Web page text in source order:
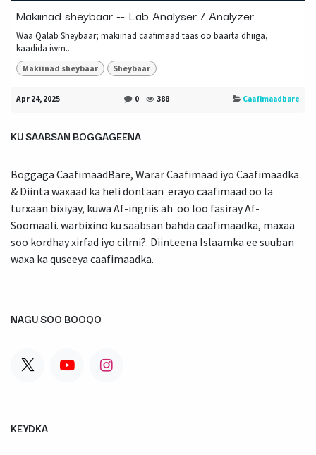
Makiinad sheybaar -- Lab Analyser / Analyzer
Waa Qalab Sheybaar; makiinad caafimaad taas oo baarta dhiiga,
kaadida iwm....
Makiinad sheybaar Sheybaar
Apr 24, 2025 0 388 Caafimaadbare
KU SAABSAN BOGGAGEENA
Boggaga CaafimaadBare, Warar Caafimaad iyo Caafimaadka
& Diinta waxaad ka heli dontaan erayo caafimaad oo la
turxaan bixiyay, kuwa Af-ingriis ah oo loo fasiray Af-
Soomaali. warbixino ku saabsan bahda caafimaadka, maxaa
soo kordhay xirfad iyo cilmi?. Diinteena Islaamka ee suuban
waxa ka quseeya caafimaadka.
NAGU SOO BOOQO
KEYDKA